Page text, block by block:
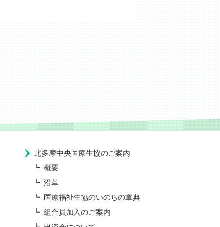
北多摩中央医療生協のご案内
概要
沿革
医療福祉生協のいのちの章典
組合員加入のご案内